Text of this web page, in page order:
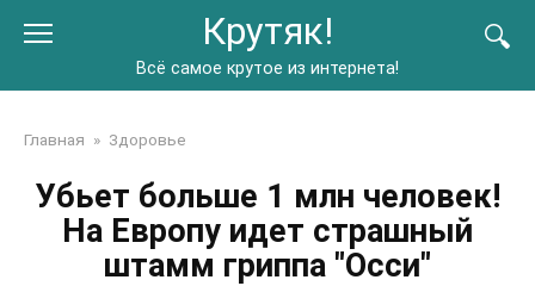
Крутяк!
Всё самое крутое из интернета!
Главная » Здоровье
Убьет больше 1 млн человек!
На Европу идет страшный
штамм гриппа ″Осси″